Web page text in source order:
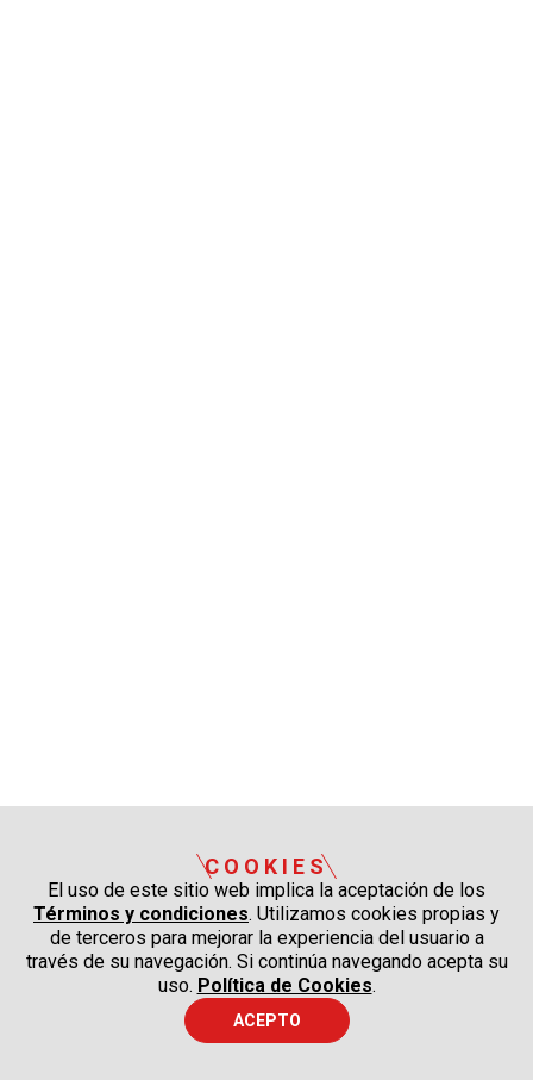
COOKIES
El uso de este sitio web implica la aceptación de los
Términos y condiciones. Utilizamos cookies propias y
de terceros para mejorar la experiencia del usuario a
través de su navegación. Si continúa navegando acepta su
uso. Política de Cookies.
ACEPTO